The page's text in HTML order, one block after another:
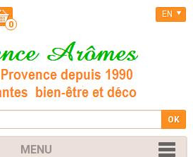
0
EN
MENU